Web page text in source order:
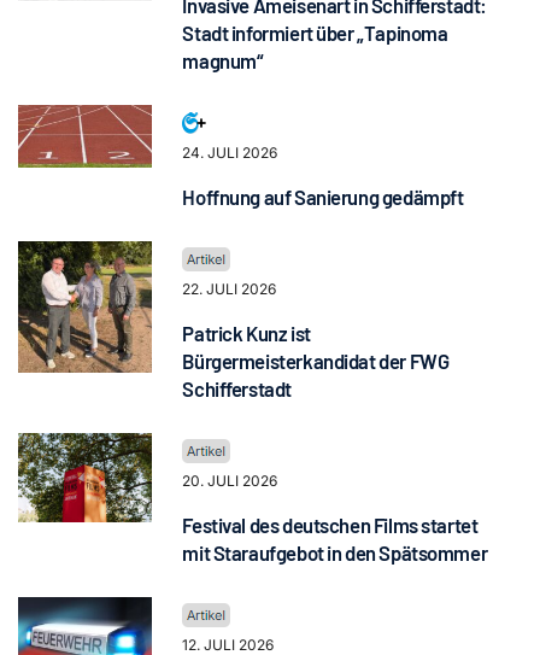
Stadt informiert über „Tapinoma
magnum“
24. JULI 2026
Hoffnung auf Sanierung gedämpft
22. JULI 2026
Patrick Kunz ist
Bürgermeisterkandidat der FWG
Schifferstadt
20. JULI 2026
Festival des deutschen Films startet
mit Staraufgebot in den Spätsommer
12. JULI 2026